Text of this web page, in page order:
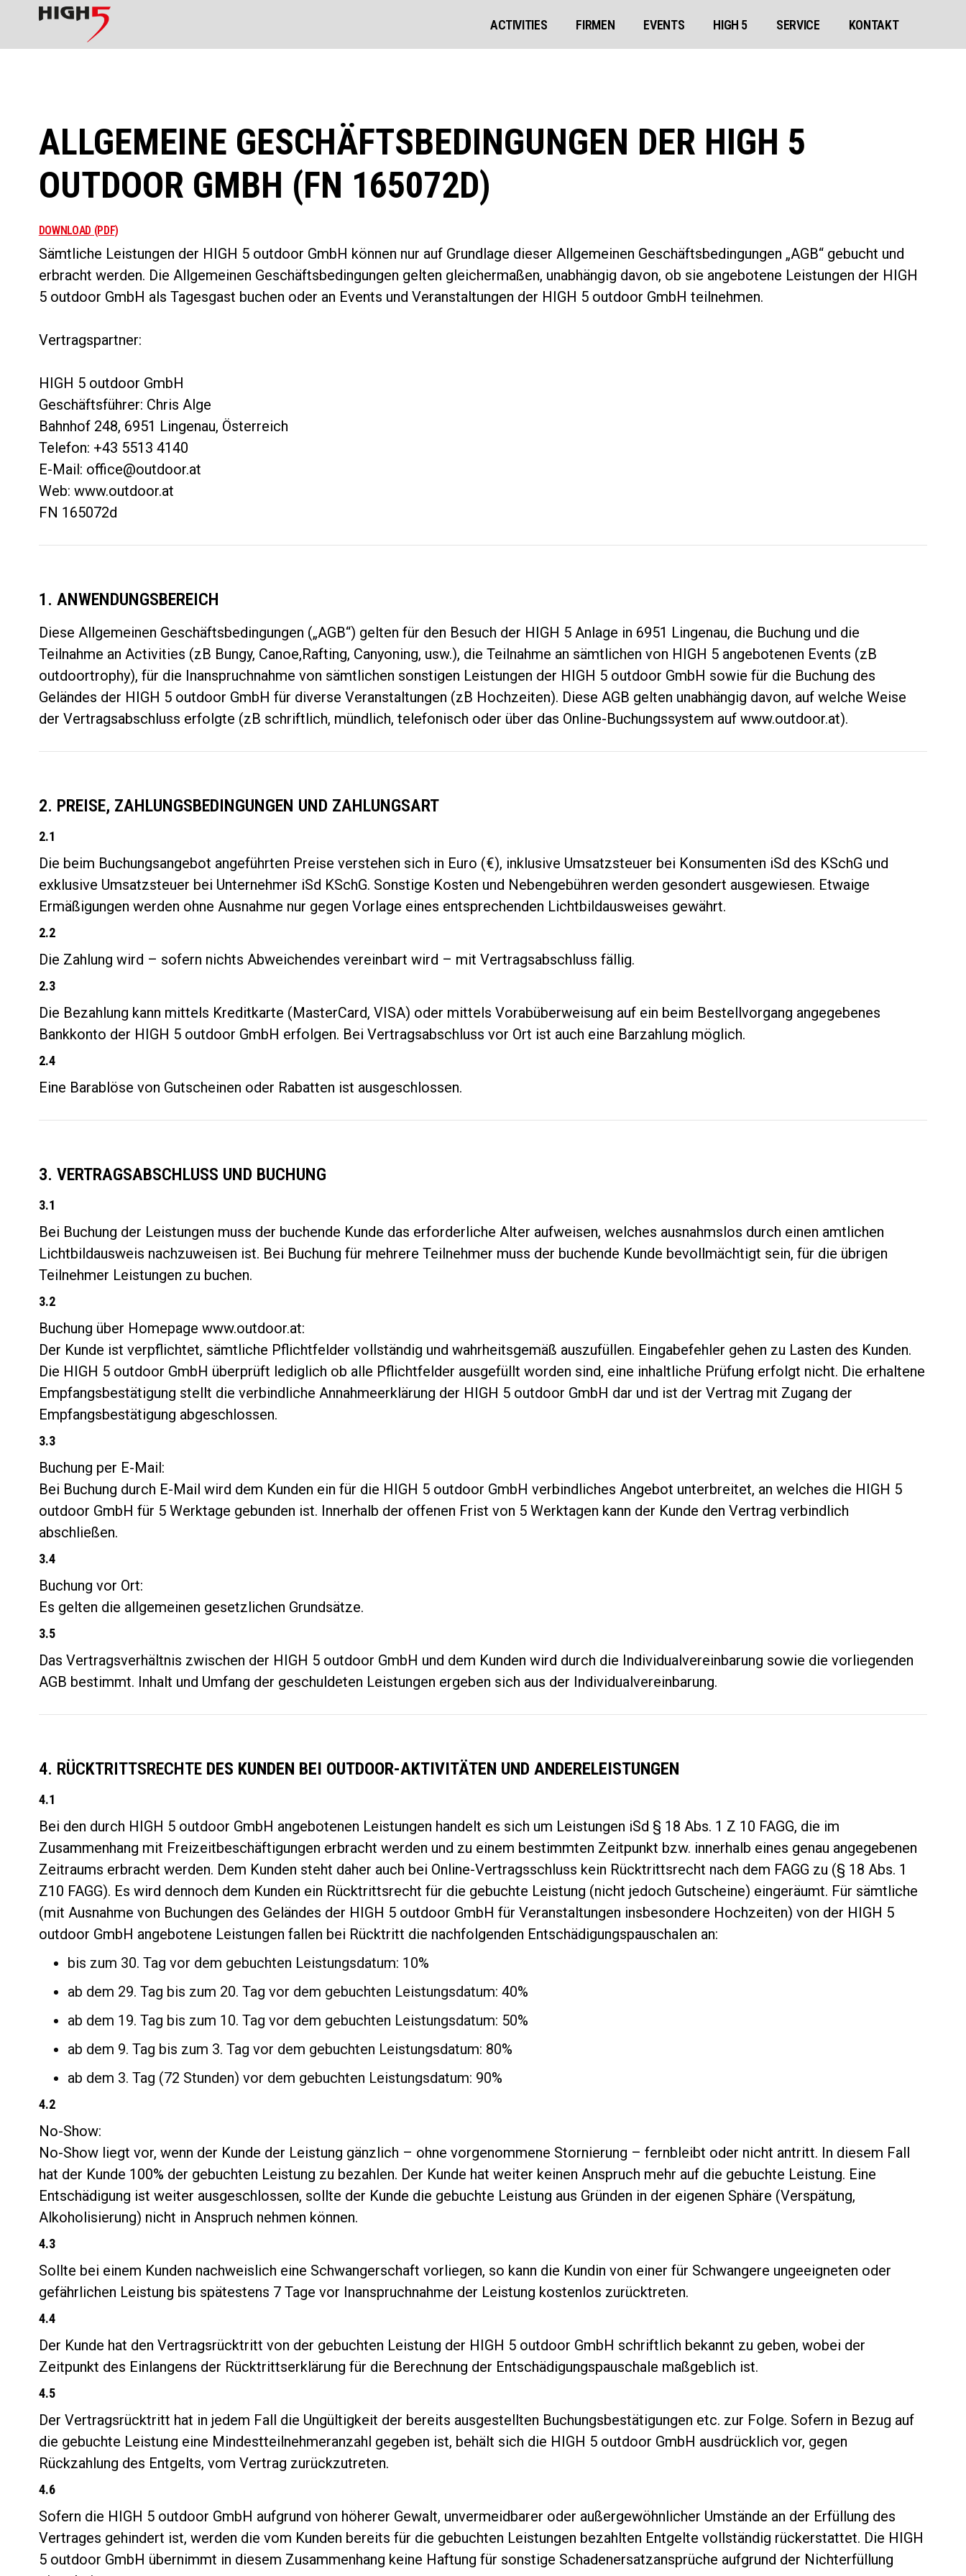
ACTIVITIES FIRMEN EVENTS HIGH 5 SERVICE KONTAKT
ALLGEMEINE GESCHÄFTSBEDINGUNGEN DER HIGH 5
OUTDOOR GMBH (FN 165072D)
DOWNLOAD (PDF)
Sämtliche Leistungen der HIGH 5 outdoor GmbH können nur auf Grundlage dieser Allgemeinen Geschäftsbedingungen „AGB“ gebucht und
erbracht werden. Die Allgemeinen Geschäftsbedingungen gelten gleichermaßen, unabhängig davon, ob sie angebotene Leistungen der HIGH
5 outdoor GmbH als Tagesgast buchen oder an Events und Veranstaltungen der HIGH 5 outdoor GmbH teilnehmen.
Vertragspartner:
HIGH 5 outdoor GmbH
Geschäftsführer: Chris Alge
Bahnhof 248, 6951 Lingenau, Österreich
Telefon: +43 5513 4140
E-Mail: office@outdoor.at
Web: www.outdoor.at
FN 165072d
1. ANWENDUNGSBEREICH
Diese Allgemeinen Geschäftsbedingungen („AGB“) gelten für den Besuch der HIGH 5 Anlage in 6951 Lingenau, die Buchung und die
Teilnahme an Activities (zB Bungy, Canoe,Rafting, Canyoning, usw.), die Teilnahme an sämtlichen von HIGH 5 angebotenen Events (zB
outdoortrophy), für die Inanspruchnahme von sämtlichen sonstigen Leistungen der HIGH 5 outdoor GmbH sowie für die Buchung des
Geländes der HIGH 5 outdoor GmbH für diverse Veranstaltungen (zB Hochzeiten). Diese AGB gelten unabhängig davon, auf welche Weise
der Vertragsabschluss erfolgte (zB schriftlich, mündlich, telefonisch oder über das Online-Buchungssystem auf www.outdoor.at).
2. PREISE, ZAHLUNGSBEDINGUNGEN UND ZAHLUNGSART
2.1
Die beim Buchungsangebot angeführten Preise verstehen sich in Euro (€), inklusive Umsatzsteuer bei Konsumenten iSd des KSchG und
exklusive Umsatzsteuer bei Unternehmer iSd KSchG. Sonstige Kosten und Nebengebühren werden gesondert ausgewiesen. Etwaige
Ermäßigungen werden ohne Ausnahme nur gegen Vorlage eines entsprechenden Lichtbildausweises gewährt.
2.2
Die Zahlung wird – sofern nichts Abweichendes vereinbart wird – mit Vertragsabschluss fällig.
2.3
Die Bezahlung kann mittels Kreditkarte (MasterCard, VISA) oder mittels Vorabüberweisung auf ein beim Bestellvorgang angegebenes
Bankkonto der HIGH 5 outdoor GmbH erfolgen. Bei Vertragsabschluss vor Ort ist auch eine Barzahlung möglich.
2.4
Eine Barablöse von Gutscheinen oder Rabatten ist ausgeschlossen.
3. VERTRAGSABSCHLUSS UND BUCHUNG
3.1
Bei Buchung der Leistungen muss der buchende Kunde das erforderliche Alter aufweisen, welches ausnahmslos durch einen amtlichen
Lichtbildausweis nachzuweisen ist. Bei Buchung für mehrere Teilnehmer muss der buchende Kunde bevollmächtigt sein, für die übrigen
Teilnehmer Leistungen zu buchen.
3.2
Buchung über Homepage www.outdoor.at:
Der Kunde ist verpflichtet, sämtliche Pflichtfelder vollständig und wahrheitsgemäß auszufüllen. Eingabefehler gehen zu Lasten des Kunden.
Die HIGH 5 outdoor GmbH überprüft lediglich ob alle Pflichtfelder ausgefüllt worden sind, eine inhaltliche Prüfung erfolgt nicht. Die erhaltene
Empfangsbestätigung stellt die verbindliche Annahmeerklärung der HIGH 5 outdoor GmbH dar und ist der Vertrag mit Zugang der
Empfangsbestätigung abgeschlossen.
3.3
Buchung per E-Mail:
Bei Buchung durch E-Mail wird dem Kunden ein für die HIGH 5 outdoor GmbH verbindliches Angebot unterbreitet, an welches die HIGH 5
outdoor GmbH für 5 Werktage gebunden ist. Innerhalb der offenen Frist von 5 Werktagen kann der Kunde den Vertrag verbindlich
abschließen.
3.4
Buchung vor Ort:
Es gelten die allgemeinen gesetzlichen Grundsätze.
3.5
Das Vertragsverhältnis zwischen der HIGH 5 outdoor GmbH und dem Kunden wird durch die Individualvereinbarung sowie die vorliegenden
AGB bestimmt. Inhalt und Umfang der geschuldeten Leistungen ergeben sich aus der Individualvereinbarung.
4. RÜCKTRITTSRECHTE DES KUNDEN BEI OUTDOOR-AKTIVITÄTEN UND ANDERELEISTUNGEN
4.1
Bei den durch HIGH 5 outdoor GmbH angebotenen Leistungen handelt es sich um Leistungen iSd § 18 Abs. 1 Z 10 FAGG, die im
Zusammenhang mit Freizeitbeschäftigungen erbracht werden und zu einem bestimmten Zeitpunkt bzw. innerhalb eines genau angegebenen
Zeitraums erbracht werden. Dem Kunden steht daher auch bei Online-Vertragsschluss kein Rücktrittsrecht nach dem FAGG zu (§ 18 Abs. 1
Z10 FAGG). Es wird dennoch dem Kunden ein Rücktrittsrecht für die gebuchte Leistung (nicht jedoch Gutscheine) eingeräumt. Für sämtliche
(mit Ausnahme von Buchungen des Geländes der HIGH 5 outdoor GmbH für Veranstaltungen insbesondere Hochzeiten) von der HIGH 5
outdoor GmbH angebotene Leistungen fallen bei Rücktritt die nachfolgenden Entschädigungspauschalen an:
bis zum 30. Tag vor dem gebuchten Leistungsdatum: 10%
ab dem 29. Tag bis zum 20. Tag vor dem gebuchten Leistungsdatum: 40%
ab dem 19. Tag bis zum 10. Tag vor dem gebuchten Leistungsdatum: 50%
ab dem 9. Tag bis zum 3. Tag vor dem gebuchten Leistungsdatum: 80%
ab dem 3. Tag (72 Stunden) vor dem gebuchten Leistungsdatum: 90%
4.2
No-Show:
No-Show liegt vor, wenn der Kunde der Leistung gänzlich – ohne vorgenommene Stornierung – fernbleibt oder nicht antritt. In diesem Fall
hat der Kunde 100% der gebuchten Leistung zu bezahlen. Der Kunde hat weiter keinen Anspruch mehr auf die gebuchte Leistung. Eine
Entschädigung ist weiter ausgeschlossen, sollte der Kunde die gebuchte Leistung aus Gründen in der eigenen Sphäre (Verspätung,
Alkoholisierung) nicht in Anspruch nehmen können.
4.3
Sollte bei einem Kunden nachweislich eine Schwangerschaft vorliegen, so kann die Kundin von einer für Schwangere ungeeigneten oder
gefährlichen Leistung bis spätestens 7 Tage vor Inanspruchnahme der Leistung kostenlos zurücktreten.
4.4
Der Kunde hat den Vertragsrücktritt von der gebuchten Leistung der HIGH 5 outdoor GmbH schriftlich bekannt zu geben, wobei der
Zeitpunkt des Einlangens der Rücktrittserklärung für die Berechnung der Entschädigungspauschale maßgeblich ist.
4.5
Der Vertragsrücktritt hat in jedem Fall die Ungültigkeit der bereits ausgestellten Buchungsbestätigungen etc. zur Folge. Sofern in Bezug auf
die gebuchte Leistung eine Mindestteilnehmeranzahl gegeben ist, behält sich die HIGH 5 outdoor GmbH ausdrücklich vor, gegen
Rückzahlung des Entgelts, vom Vertrag zurückzutreten.
4.6
Sofern die HIGH 5 outdoor GmbH aufgrund von höherer Gewalt, unvermeidbarer oder außergewöhnlicher Umstände an der Erfüllung des
Vertrages gehindert ist, werden die vom Kunden bereits für die gebuchten Leistungen bezahlten Entgelte vollständig rückerstattet. Die HIGH
5 outdoor GmbH übernimmt in diesem Zusammenhang keine Haftung für sonstige Schadenersatzansprüche aufgrund der Nichterfüllung